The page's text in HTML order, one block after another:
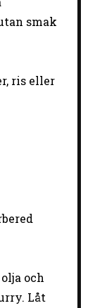
smak
ris eller
och
Låt